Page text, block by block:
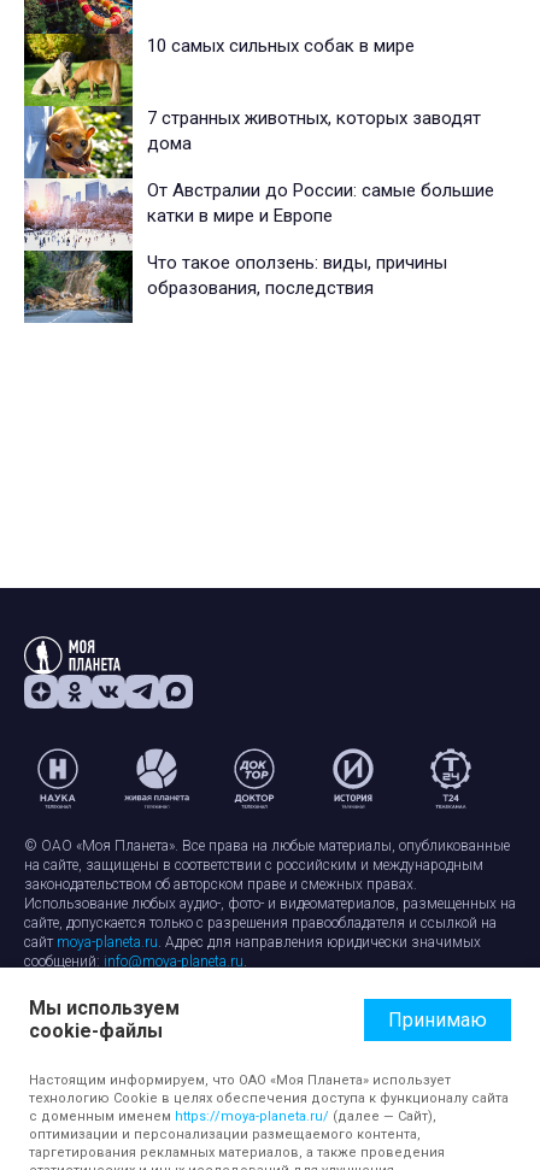
10 самых сильных собак в мире
7 странных животных, которых заводят
дома
От Австралии до России: самые большие
катки в мире и Европе
Что такое оползень: виды, причины
образования, последствия
© ОАО «Моя Планета». Все права на любые материалы, опубликованные
на сайте, защищены в соответствии с российским и международным
законодательством об авторском праве и смежных правах.
Использование любых аудио-, фото- и видеоматериалов, размещенных на
сайте, допускается только с разрешения правообладателя и ссылкой на
сайт moya-planeta.ru. Адрес для направления юридически значимых
сообщений: info@moya-planeta.ru.
Правила сайтаРабота с cookie-файлами
Защита персональных данных
Обработка персональных данных
Мы используем
cookie-файлы
Принимаю
Настоящим информируем, что ОАО «Моя Планета» использует
технологию Cookie в целях обеспечения доступа к функционалу сайта
с доменным именем https://moya-planeta.ru/ (далее — Сайт),
оптимизации и персонализации размещаемого контента,
таргетирования рекламных материалов, а также проведения